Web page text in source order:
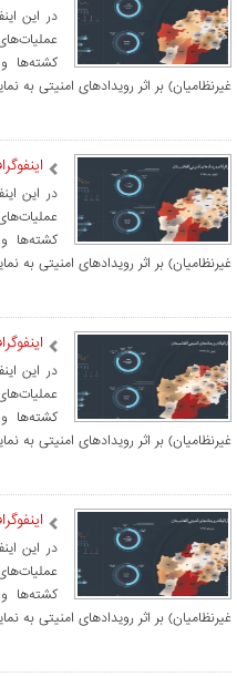
در این
کشته‌ها و
غیرنظامیان) بر اثر رویدادهای امنیتی به
در این
کشته‌ها و
غیرنظامیان) بر اثر رویدادهای امنیتی به
در این
کشته‌ها و
غیرنظامیان) بر اثر رویدادهای امنیتی به
در این
کشته‌ها و
غیرنظامیان) بر اثر رویدادهای امنیتی به